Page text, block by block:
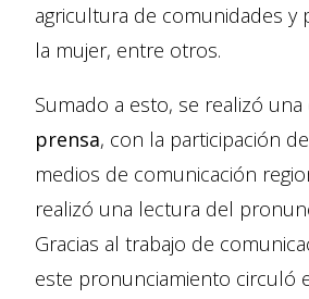
agricultura de comunidades y
la mujer, entre otros.
Sumado a esto, se realizó una
prensa, con la participación
medios de comunicación
realizó una lectura del
Gracias al trabajo de
este pronunciamiento circuló